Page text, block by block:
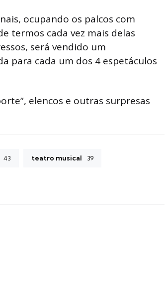
ocupando os palcos com
termos cada vez mais delas
será vendido um
para cada um dos 4 espetáculos
elencos e outras surpresas
43 teatro musical 39